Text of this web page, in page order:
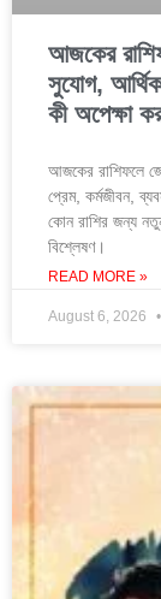
আজকের
সুযোগ, আর্থিক
কী অপেক্ষা
আজকের রাশিফলে
প্রেম, কর্মজীবন,
কোন রাশির জন্য
বিশ্লেষণ।
READ MORE »
August 6, 2026